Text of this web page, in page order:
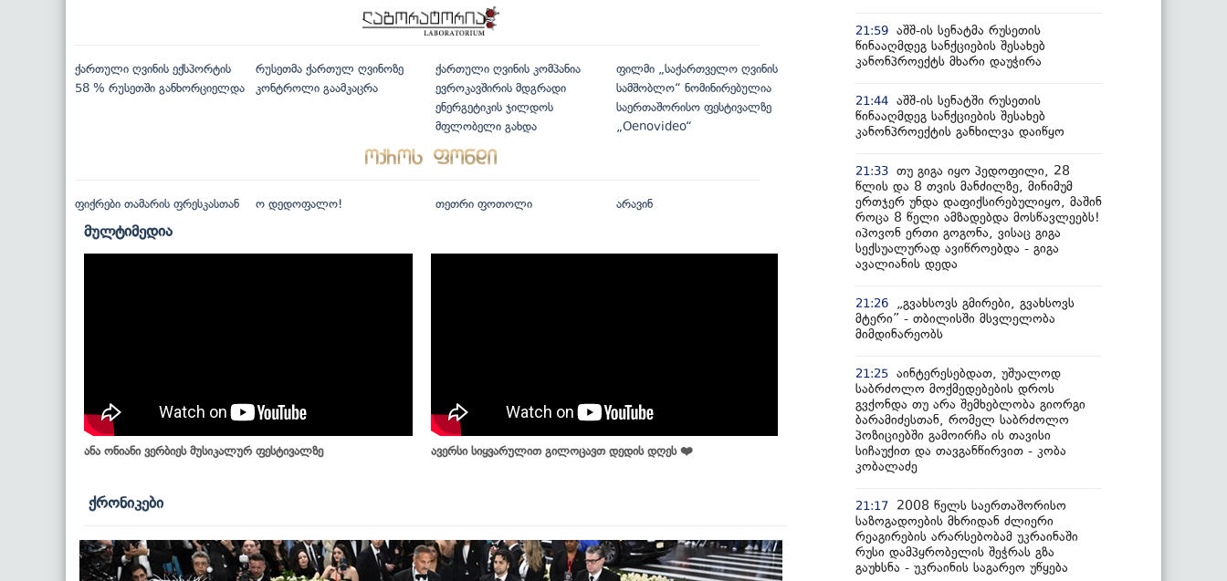
ქართული ღვინის ექსპორტის
58 % რუსეთში განხორციელდა
რუსეთმა ქართულ ღვინოზე
კონტროლი გაამკაცრა
ქართული ღვინის კომპანია
ევროკავშირის მდგრადი
ენერგეტიკის ჯილდოს
მფლობელი გახდა
ფილმი „საქართველო ღვინის
სამშობლო“ ნომინირებულია
საერთაშორისო ფესტივალზე
„Oenovideo“
ფიქრები თამარის ფრესკასთან ო დედოფალო! თეთრი ფოთოლი არავინ
მულტიმედია
ანა ონიანი ვერბიეს მუსიკალურ ფესტივალზე ავერსი სიყვარულით გილოცავთ დედის დღეს ❤️
ქრონიკები
21:59 აშშ-ის სენატმა რუსეთის
წინააღმდეგ სანქციების შესახებ
კანონპროექტს მხარი დაუჭირა
21:44 აშშ-ის სენატში რუსეთის
წინააღმდეგ სანქციების შესახებ
კანონპროექტის განხილვა დაიწყო
21:33 თუ გიგა იყო პედოფილი, 28
წლის და 8 თვის მანძილზე, მინიმუმ
ერთჯერ უნდა დაფიქსირებულიყო, მაშინ
როცა 8 წელი ამზადებდა მოსწავლეებს!
იპოვონ ერთი გოგონა, ვისაც გიგა
სექსუალურად ავიწროებდა - გიგა
ავალიანის დედა
21:26
„გვახსოვს გმირები, გვახსოვს
მტერი” - თბილისში მსვლელობა
მიმდინარეობს
21:25 აინტერესებდათ, უშუალოდ
საბრძოლო მოქმედებების დროს
გვქონდა თუ არა შემხებლობა გიორგი
ბარამიძესთან, რომელ საბრძოლო
პოზიციებში გამოირჩა ის თავისი
სიჩაუქით და თავგანწირვით - კობა
კობალაძე
21:17
2008 წელს საერთაშორისო
საზოგადოების მხრიდან ძლიერი
რეაგირების არარსებობამ უკრაინაში
რუსი დამპყრობელის შეჭრას გზა
გაუხსნა - უკრაინის საგარეო უწყება